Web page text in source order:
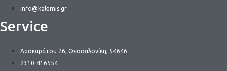
info@kalemis.gr
Service
Λασκαράτου 26, Θεσσαλονίκη, 54646
2310-416554